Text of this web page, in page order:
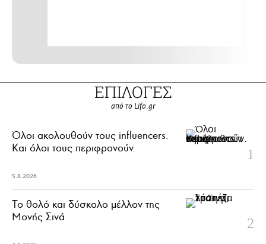
ΕΠΙΛΟΓΕΣ
από το Lifo.gr
Όλοι ακολουθούν τους influencers.
Και όλοι τους περιφρονούν.
5.8.2026
Το θολό και δύσκολο μέλλον της
Μονής Σινά